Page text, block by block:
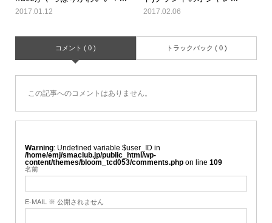
2017.01.12 2017.02.06
コメント ( 0 ) トラックバック ( 0 )
この記事へのコメントはありません。
Warning : Undefined variable $user_ID in
/home/emj/smaclub.jp/public_html/wp-
content/themes/bloom_tcd053/comments.phpon line 109
名前
E-MAIL ※ 公開されません